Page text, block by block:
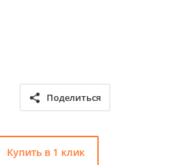
Поделиться
Купить в 1 клик